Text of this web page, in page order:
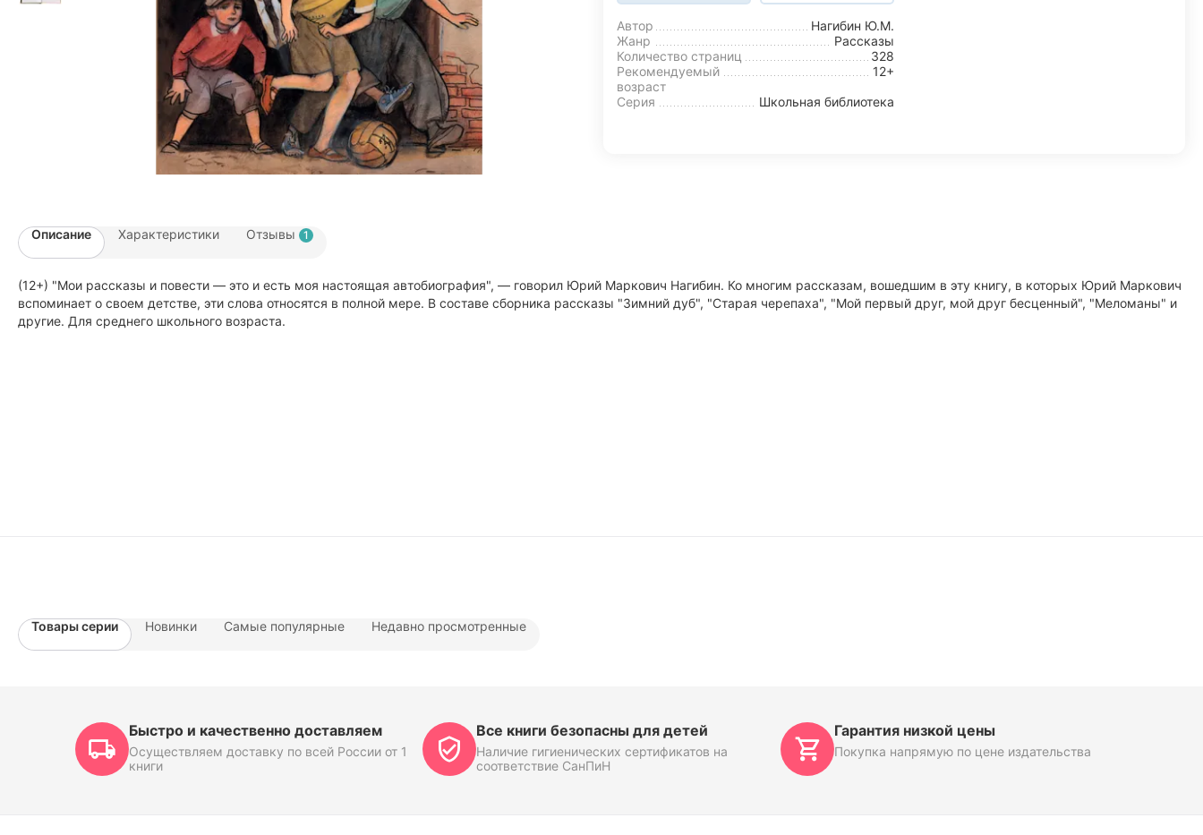
Автор
Нагибин Ю.М.
Жанр
Рассказы
Количество страниц
328
Рекомендуемый
возраст
12+
Серия
Школьная библиотека
Описание Характеристики Отзывы 1
(12+) "Мои рассказы и повести — это и есть моя настоящая автобиография", — говорил Юрий Маркович Нагибин. Ко многим рассказам, вошедшим в эту книгу, в которых Юрий Маркович
вспоминает о своем детстве, эти слова относятся в полной мере. В составе сборника рассказы "Зимний дуб", "Старая черепаха", "Мой первый друг, мой друг бесценный", "Меломаны" и
другие. Для среднего школьного возраста.
Товары серии Новинки Самые популярные Недавно просмотренные
Быстро и качественно доставляем
Осуществляем доставку по всей России от 1
книги
Все книги безопасны для детей
Наличие гигиенических сертификатов на
соответствие СанПиН
Гарантия низкой цены
Покупка напрямую по цене издательства